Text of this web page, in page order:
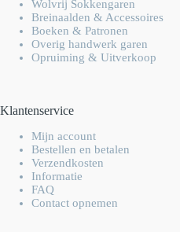
Wolvrij Sokkengaren
Breinaalden & Accessoires
Boeken & Patronen
Overig handwerk garen
Opruiming & Uitverkoop
Klantenservice
Mijn account
Bestellen en betalen
Verzendkosten
Informatie
FAQ
Contact opnemen